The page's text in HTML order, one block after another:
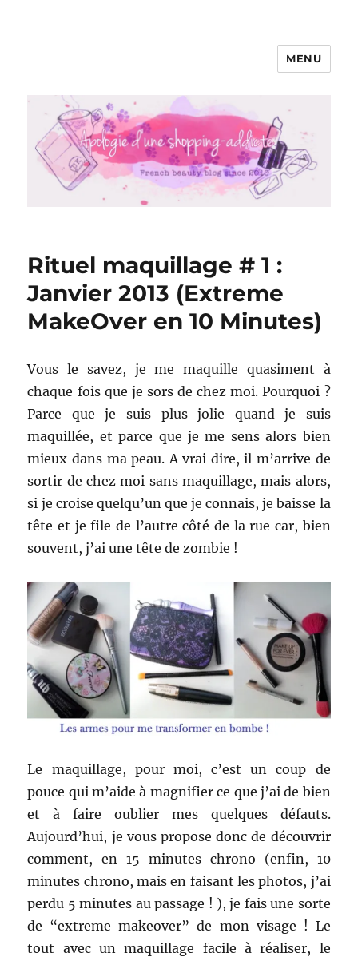
Apologie d'une Shopping-addicte
MENU
Rituel maquillage # 1 :
Janvier 2013 (Extreme
MakeOver en 10 Minutes)
Vous le savez, je me maquille quasiment à
chaque fois que je sors de chez moi. Pourquoi ?
Parce que je suis plus jolie quand je suis
maquillée, et parce que je me sens alors bien
mieux dans ma peau. A vrai dire, il m’arrive de
sortir de chez moi sans maquillage, mais alors,
si je croise quelqu’un que je connais, je baisse la
tête et je file de l’autre côté de la rue car, bien
souvent, j’ai une tête de zombie !
Le maquillage, pour moi, c’est un coup de
pouce qui m’aide à magnifier ce que j’ai de bien
et à faire oublier mes quelques défauts.
Aujourd’hui, je vous propose donc de découvrir
comment, en 15 minutes chrono (enfin, 10
minutes chrono, mais en faisant les photos, j’ai
perdu 5 minutes au passage ! ), je fais une sorte
de “extreme makeover” de mon visage ! Le
tout avec un maquillage facile à réaliser, le